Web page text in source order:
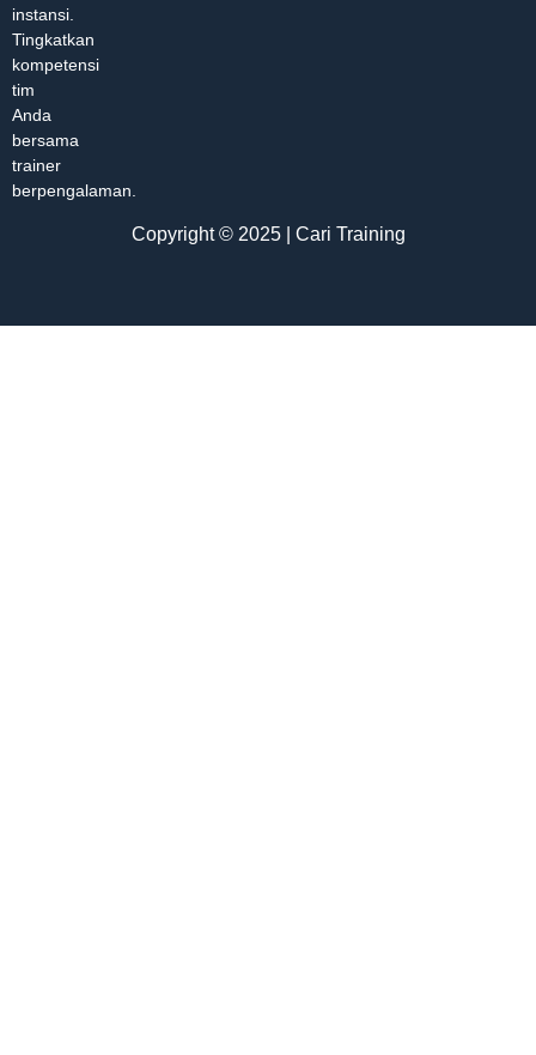
instansi.
Tingkatkan
kompetensi
tim
Anda
bersama
trainer
berpengalaman.
Copyright © 2025 | Cari Training